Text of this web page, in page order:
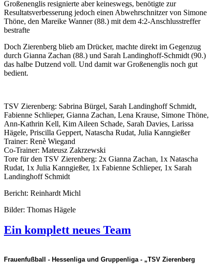
Großenenglis resignierte aber keineswegs, benötigte zur
Resultatsverbesserung jedoch einen Abwehrschnitzer von Simone
Thöne, den Mareike Wanner (88.) mit dem 4:2-Anschlusstreffer
bestrafte
Doch Zierenberg blieb am Drücker, machte direkt im Gegenzug
durch Gianna Zachan (88.) und Sarah Landinghoff-Schmidt (90.)
das halbe Dutzend voll. Und damit war Großenenglis noch gut
bedient.
TSV Zierenberg: Sabrina Bürgel, Sarah Landinghoff Schmidt,
Fabienne Schlieper, Gianna Zachan, Lena Krause, Simone Thöne,
Ann-Kathrin Kell, Kim Aileen Schade, Sarah Davies, Larissa
Hägele, Priscilla Geppert, Natascha Rudat, Julia Kanngießer
Trainer: Renè Wiegand
Co-Trainer: Mateusz Zakrzewski
Tore für den TSV Zierenberg: 2x Gianna Zachan, 1x Natascha
Rudat, 1x Julia Kanngießer, 1x Fabienne Schlieper, 1x Sarah
Landinghoff Schmidt
Bericht: Reinhardt Michl
Bilder: Thomas Hägele
Ein komplett neues Team
Frauenfußball - Hessenliga und Gruppenliga - „TSV Zierenberg